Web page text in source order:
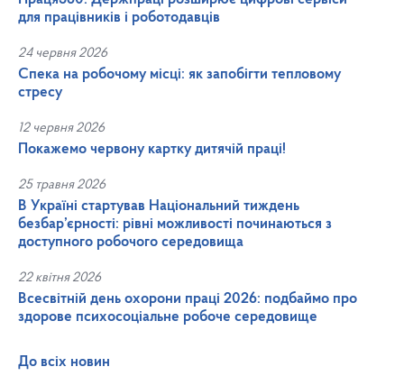
для працівників і роботодавців
24 червня 2026
Спека на робочому місці: як запобігти тепловому
стресу
12 червня 2026
Покажемо червону картку дитячій праці!
25 травня 2026
В Україні стартував Національний тиждень
безбар’єрності: рівні можливості починаються з
доступного робочого середовища
22 квітня 2026
Всесвітній день охорони праці 2026: подбаймо про
здорове психосоціальне робоче середовище
До всіх новин